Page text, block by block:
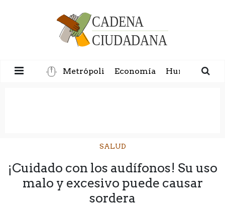
Metrópoli Economía Humanidad
SALUD
¡Cuidado con los audífonos! Su uso
malo y excesivo puede causar
sordera